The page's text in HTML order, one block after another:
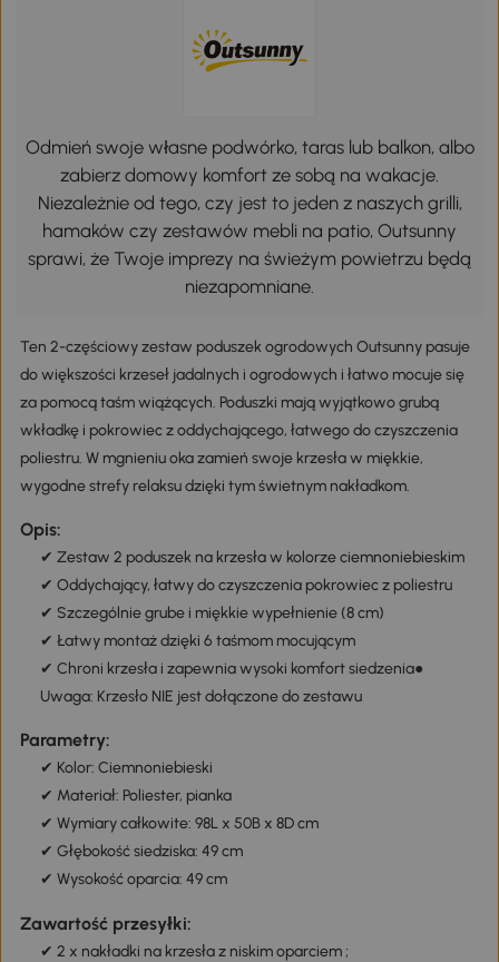
Odmień swoje własne podwórko, taras lub balkon, albo
zabierz domowy komfort ze sobą na wakacje.
Niezależnie od tego, czy jest to jeden z naszych grilli,
hamaków czy zestawów mebli na patio, Outsunny
sprawi, że Twoje imprezy na świeżym powietrzu będą
niezapomniane.
Ten 2-częściowy zestaw poduszek ogrodowych Outsunny pasuje
do większości krzeseł jadalnych i ogrodowych i łatwo mocuje się
za pomocą taśm wiążących. Poduszki mają wyjątkowo grubą
wkładkę i pokrowiec z oddychającego, łatwego do czyszczenia
poliestru. W mgnieniu oka zamień swoje krzesła w miękkie,
wygodne strefy relaksu dzięki tym świetnym nakładkom.
Opis:
✔ Zestaw 2 poduszek na krzesła w kolorze ciemnoniebieskim
✔ Oddychający, łatwy do czyszczenia pokrowiec z poliestru
✔ Szczególnie grube i miękkie wypełnienie (8 cm)
✔ Łatwy montaż dzięki 6 taśmom mocującym
✔ Chroni krzesła i zapewnia wysoki komfort siedzenia●
Uwaga: Krzesło NIE jest dołączone do zestawu
Parametry:
✔ Kolor: Ciemnoniebieski
✔ Materiał: Poliester, pianka
✔ Wymiary całkowite: 98L x 50B x 8D cm
✔ Głębokość siedziska: 49 cm
✔ Wysokość oparcia: 49 cm
Zawartość przesyłki:
✔ 2 x nakładki na krzesła z niskim oparciem ;